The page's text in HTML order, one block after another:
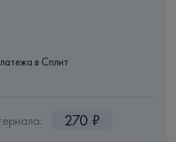
в Сплит
270 ₽